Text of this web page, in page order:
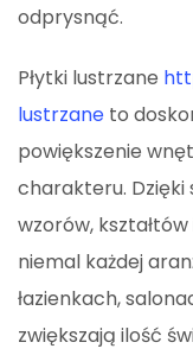
odprysnąć.
Płytki lustrzane
lustrzane to
powiększenie
charakteru.
wzorów,
niemal każdej
łazienkach,
zwiększają ilość